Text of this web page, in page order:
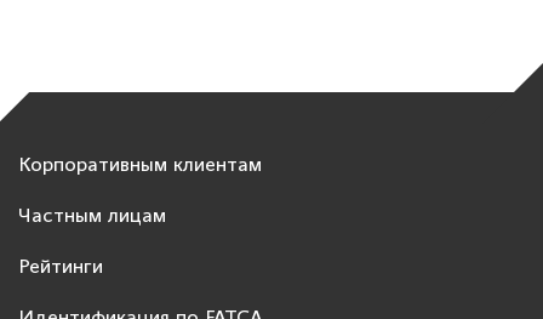
Корпоративным клиентам
Частным лицам
Рейтинги